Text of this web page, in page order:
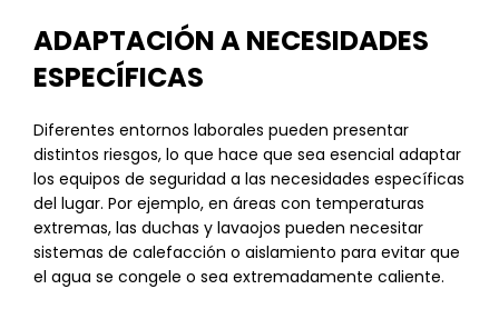
ADAPTACIÓN A NECESIDADES
ESPECÍFICAS
Diferentes entornos laborales pueden presentar
distintos riesgos, lo que hace que sea esencial adaptar
los equipos de seguridad a las necesidades específicas
del lugar. Por ejemplo, en áreas con temperaturas
extremas, las duchas y lavaojos pueden necesitar
sistemas de calefacción o aislamiento para evitar que
el agua se congele o sea extremadamente caliente.